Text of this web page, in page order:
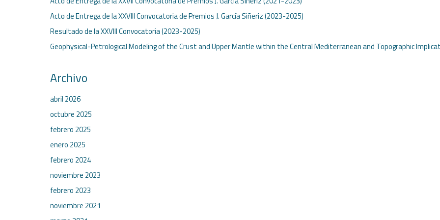
Acto de Entrega de la XXVIII Convocatoria de Premios J. García Siñeriz (2023-2025)
Resultado de la XXVIII Convocatoria (2023-2025)
Geophysical-Petrological Modeling of the Crust and Upper Mantle within the Central Mediterranean and Topographic
Archivo
abril 2026
octubre 2025
febrero 2025
enero 2025
febrero 2024
noviembre 2023
febrero 2023
noviembre 2021